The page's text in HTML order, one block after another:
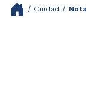
/ Ciudad / Nota